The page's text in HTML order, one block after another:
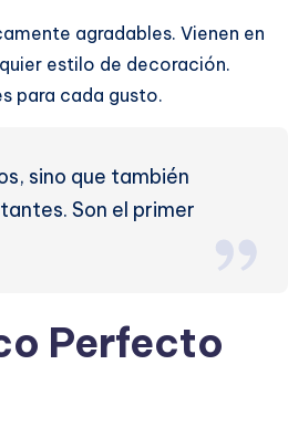
agradables. Vienen en
estilo de decoración.
para cada gusto.
sino que también
Son el primer
Perfecto